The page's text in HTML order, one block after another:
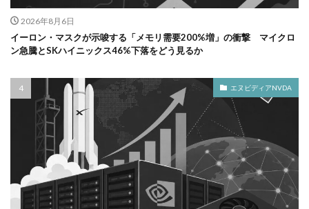
2026年8月6日
イーロン・マスクが示唆する「メモリ需要200%増」の衝撃 マイクロ
ン急騰とSKハイニックス46%下落をどう見るか
エヌビディアNVDA